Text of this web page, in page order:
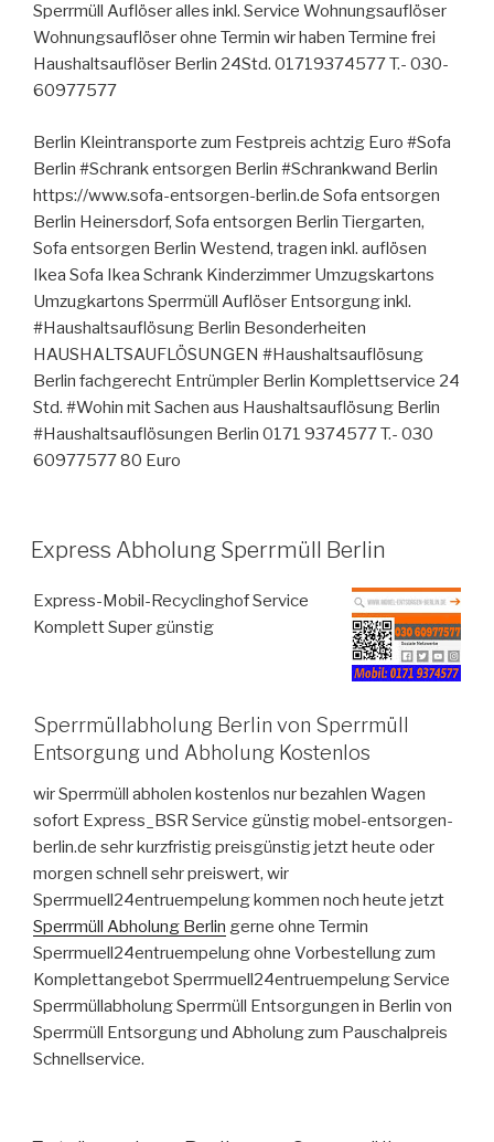
Sperrmüll Auflöser alles inkl. Service Wohnungsauflöser
Wohnungsauflöser ohne Termin wir haben Termine frei
Haushaltsauflöser Berlin 24Std. 01719374577 T.- 030-
60977577
Berlin Kleintransporte zum Festpreis achtzig Euro #Sofa
Berlin #Schrank entsorgen Berlin #Schrankwand Berlin
https://www.sofa-entsorgen-berlin.de Sofa entsorgen
Berlin Heinersdorf, Sofa entsorgen Berlin Tiergarten,
Sofa entsorgen Berlin Westend, tragen inkl. auflösen
Ikea Sofa Ikea Schrank Kinderzimmer Umzugskartons
Umzugkartons Sperrmüll Auflöser Entsorgung inkl.
#Haushaltsauflösung Berlin Besonderheiten
HAUSHALTSAUFLÖSUNGEN #Haushaltsauflösung
Berlin fachgerecht Entrümpler Berlin Komplettservice 24
Std. #Wohin mit Sachen aus Haushaltsauflösung Berlin
#Haushaltsauflösungen Berlin 0171 9374577 T.- 030
60977577 80 Euro
VERÖFFENTLICHT
AM
Express Abholung Sperrmüll Berlin
Express-Mobil-Recyclinghof Service
Komplett Super günstig
Sperrmüllabholung Berlin von Sperrmüll
Entsorgung und Abholung Kostenlos
wir Sperrmüll abholen kostenlos nur bezahlen Wagen
sofort Express_BSR Service günstig mobel-entsorgen-
berlin.de sehr kurzfristig preisgünstig jetzt heute oder
morgen schnell sehr preiswert, wir
Sperrmuell24entruempelung kommen noch heute jetzt
Sperrmüll Abholung Berlin gerne ohne Termin
Sperrmuell24entruempelung ohne Vorbestellung zum
Komplettangebot Sperrmuell24entruempelung Service
Sperrmüllabholung Sperrmüll Entsorgungen in Berlin von
Sperrmüll Entsorgung und Abholung zum Pauschalpreis
Schnellservice.